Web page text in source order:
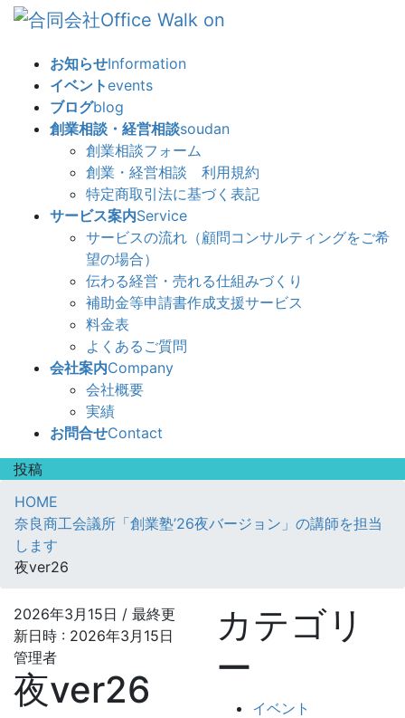
お知らせInformation
イベントevents
ブログblog
創業相談・経営相談soudan
創業相談フォーム
創業・経営相談 利用規約
特定商取引法に基づく表記
サービス案内Service
サービスの流れ（顧問コンサルティングをご希
望の場合）
伝わる経営・売れる仕組みづくり
補助金等申請書作成支援サービス
料金表
よくあるご質問
会社案内Company
会社概要
実績
お問合せContact
投稿
HOME
奈良商工会議所「創業塾’26夜バージョン」の講師を担当
します
夜ver26
2026年3月15日 / 最終更
新日時 : 2026年3月15日
管理者
夜ver26
カテゴリ
ー
イベント